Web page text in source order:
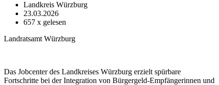
Landkreis Würzburg
23.03.2026
657 x gelesen
Landratsamt Würzburg
Das Jobcenter des Landkreises Würzburg erzielt spürbare
Fortschritte bei der Integration von Bürgergeld-Empfängerinnen und